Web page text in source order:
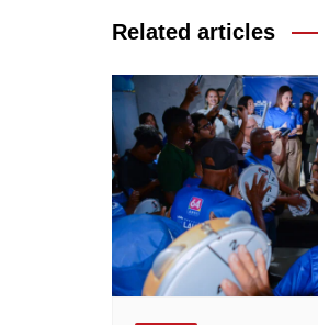
Post
Related articles